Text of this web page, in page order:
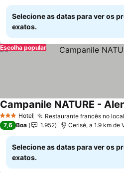
Selecione as datas para ver os
exatos.
Escolha popular
3 EstrelasHotel Restaurante francês no local
Campanile NATURE -
7,6 Boa 1.952 Cerisé, a 1.9 km de
Selecione as datas para ver os
exatos.